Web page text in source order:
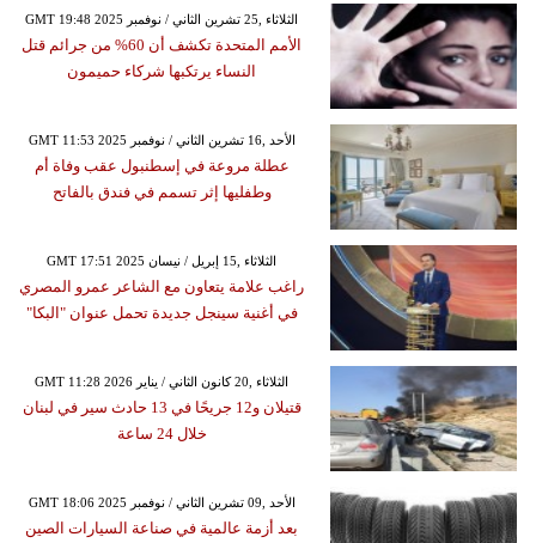
GMT 19:48 2025 الثلاثاء ,25 تشرين الثاني / نوفمبر
الأمم المتحدة تكشف أن 60% من جرائم قتل
النساء يرتكبها شركاء حميمون
GMT 11:53 2025 الأحد ,16 تشرين الثاني / نوفمبر
عطلة مروعة في إسطنبول عقب وفاة أم
وطفليها إثر تسمم في فندق بالفاتح
GMT 17:51 2025 الثلاثاء ,15 إبريل / نيسان
راغب علامة يتعاون مع الشاعر عمرو المصري
في أغنية سينجل جديدة تحمل عنوان "البكا"
GMT 11:28 2026 الثلاثاء ,20 كانون الثاني / يناير
قتيلان و12 جريحًا في 13 حادث سير في لبنان
خلال 24 ساعة
GMT 18:06 2025 الأحد ,09 تشرين الثاني / نوفمبر
بعد أزمة عالمية في صناعة السيارات الصين